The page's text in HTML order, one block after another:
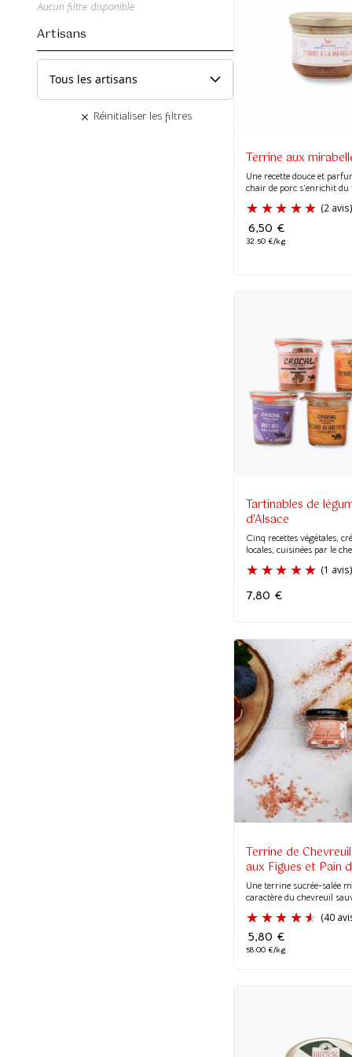
Aucun filtre disponible
Artisans
Réinitialiser les filtres
Terrine aux
Une recette douce et
chair de porc s’enrichit
6,50 €
32.50 €/kg
Tartinables de
d'Alsace
Cinq recettes végétales,
locales, cuisinées par le
7,80 €
Terrine de
aux Figues et Pain
Une terrine sucrée-salée
caractère du chevreuil
5,80 €
58.00 €/kg